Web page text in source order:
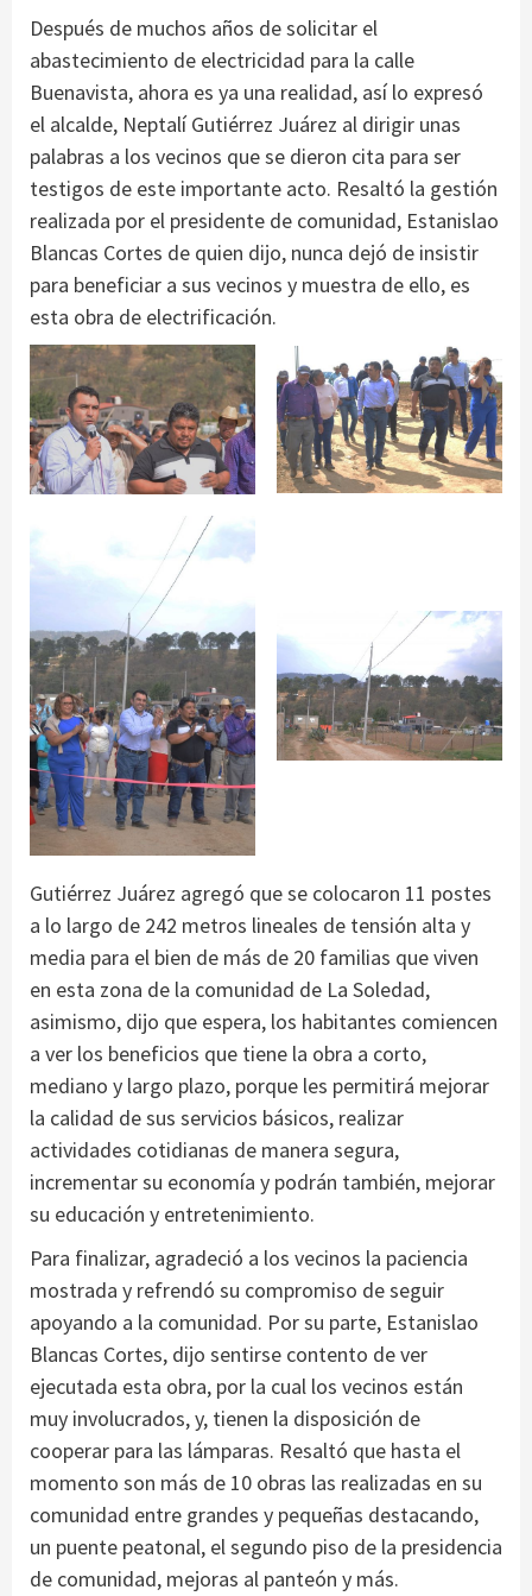
Después de muchos años de solicitar el
abastecimiento de electricidad para la calle
Buenavista, ahora es ya una realidad, así lo expresó
el alcalde, Neptalí Gutiérrez Juárez al dirigir unas
palabras a los vecinos que se dieron cita para ser
testigos de este importante acto. Resaltó la gestión
realizada por el presidente de comunidad, Estanislao
Blancas Cortes de quien dijo, nunca dejó de insistir
para beneficiar a sus vecinos y muestra de ello, es
esta obra de electrificación.
Gutiérrez Juárez agregó que se colocaron 11 postes
a lo largo de 242 metros lineales de tensión alta y
media para el bien de más de 20 familias que viven
en esta zona de la comunidad de La Soledad,
asimismo, dijo que espera, los habitantes comiencen
a ver los beneficios que tiene la obra a corto,
mediano y largo plazo, porque les permitirá mejorar
la calidad de sus servicios básicos, realizar
actividades cotidianas de manera segura,
incrementar su economía y podrán también, mejorar
su educación y entretenimiento.
Para finalizar, agradeció a los vecinos la paciencia
mostrada y refrendó su compromiso de seguir
apoyando a la comunidad. Por su parte, Estanislao
Blancas Cortes, dijo sentirse contento de ver
ejecutada esta obra, por la cual los vecinos están
muy involucrados, y, tienen la disposición de
cooperar para las lámparas. Resaltó que hasta el
momento son más de 10 obras las realizadas en su
comunidad entre grandes y pequeñas destacando,
un puente peatonal, el segundo piso de la presidencia
de comunidad, mejoras al panteón y más.